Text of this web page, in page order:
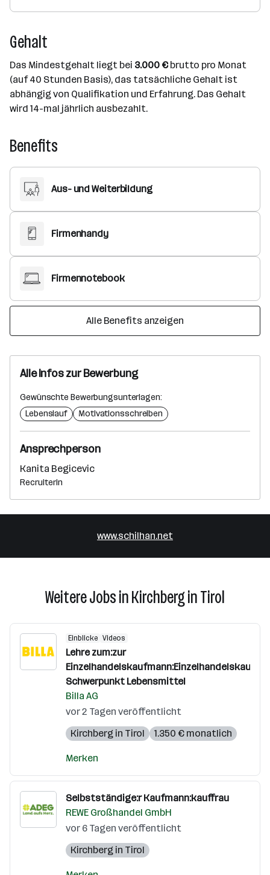
Gehalt
Das Mindestgehalt liegt bei 3.000 €brutto pro Monat
(auf 40 Stunden Basis), das tatsächliche Gehalt ist
abhängig von Qualifikation und Erfahrung. Das Gehalt
wird 14-mal jährlich ausbezahlt.
Benefits
Aus- und Weiterbildung
Firmenhandy
Firmennotebook
Alle Benefits anzeigen
Alle Infos zur Bewerbung
Gewünschte Bewerbungsunterlagen:
Lebenslauf
Motivationsschreiben
Ansprechperson
Kanita Begicevic
Recruiterin
www.schilhan.net
Weitere Jobs in Kirchberg in Tirol
Einblicke Videos
Lehre zum:zur
Schwerpunkt Lebensmittel
Billa AG
vor 2 Tagen veröffentlicht
Kirchberg in Tirol
1.350 € monatlich
Merken
Selbstständige:r Kaufmann:kauffrau
REWE Großhandel GmbH
vor 6 Tagen veröffentlicht
Kirchberg in Tirol